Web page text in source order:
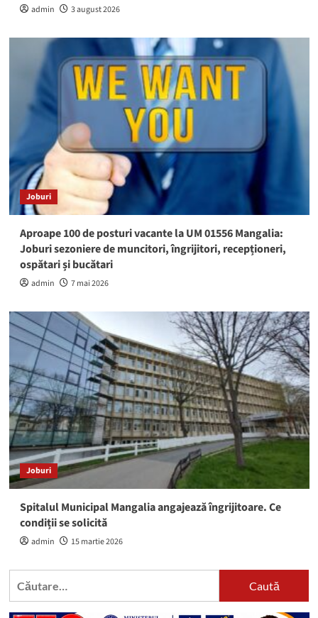
admin 3 august 2026
Joburi
Aproape 100 de posturi vacante la UM 01556 Mangalia:
Joburi sezoniere de muncitori, îngrijitori, recepționeri,
ospătari și bucătari
admin 7 mai 2026
Joburi
Spitalul Municipal Mangalia angajează îngrijitoare. Ce
condiții se solicită
admin 15 martie 2026
Caută